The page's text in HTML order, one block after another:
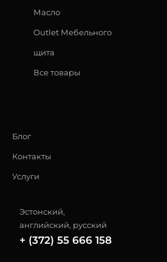
Масло
Outlet Мебельного
щита
Все товары
Блог
Контакты
Услуги
Эстонский,
английский, русский
+ (372) 55 666 158